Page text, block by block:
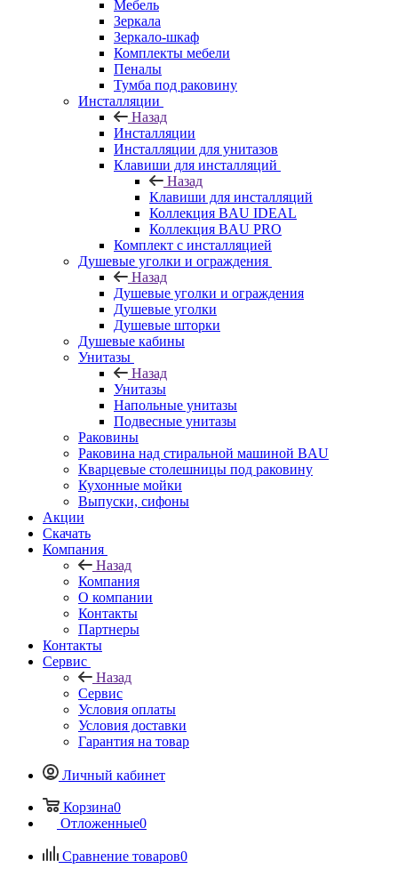
Мебель
Зеркала
Зеркало-шкаф
Комплекты мебели
Пеналы
Тумба под раковину
Инсталляции
Назад
Инсталляции
Инсталляции для унитазов
Клавиши для инсталляций
Назад
Клавиши для инсталляций
Коллекция BAU IDEAL
Коллекция BAU PRO
Комплект с инсталляцией
Душевые уголки и ограждения
Назад
Душевые уголки и ограждения
Душевые уголки
Душевые шторки
Душевые кабины
Унитазы
Назад
Унитазы
Напольные унитазы
Подвесные унитазы
Раковины
Раковина над стиральной машиной BAU
Кварцевые столешницы под раковину
Кухонные мойки
Выпуски, сифоны
Акции
Скачать
Компания
Назад
Компания
О компании
Контакты
Партнеры
Контакты
Сервис
Назад
Сервис
Условия оплаты
Условия доставки
Гарантия на товар
Личный кабинет
Корзина0
Отложенные0
Сравнение товаров0